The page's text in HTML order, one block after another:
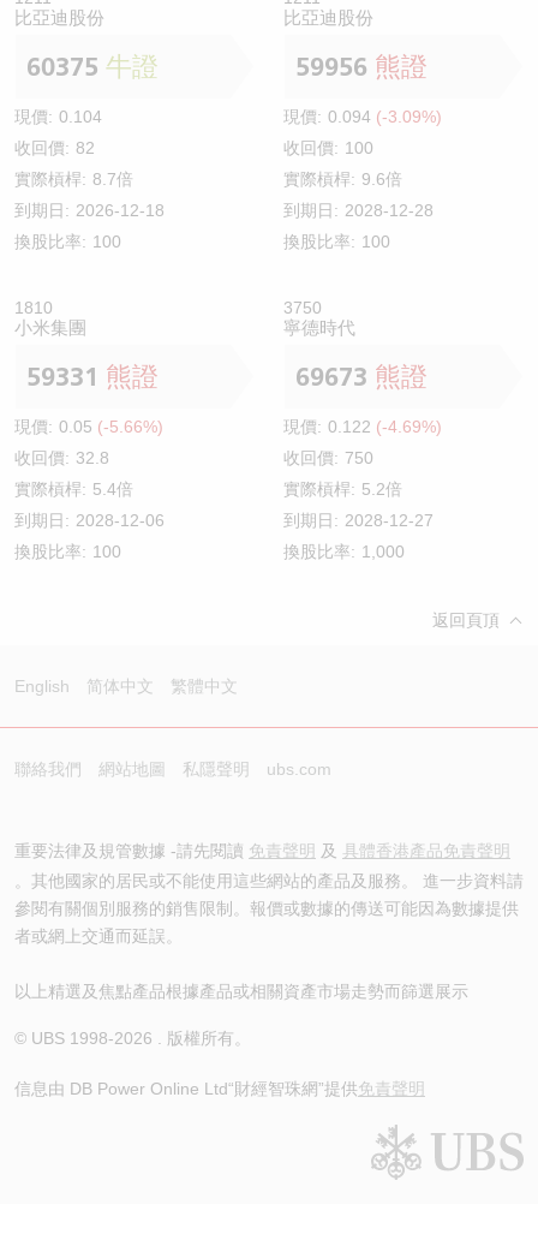
比亞迪股份
60375 牛證
現價: 0.104
收回價: 82
實際槓桿: 8.7倍
到期日: 2026-12-18
換股比率: 100
比亞迪股份
59956 熊證
現價: 0.094 (-3.09%)
收回價: 100
實際槓桿: 9.6倍
到期日: 2028-12-28
換股比率: 100
1810
小米集團
59331 熊證
現價: 0.05 (-5.66%)
收回價: 32.8
實際槓桿: 5.4倍
到期日: 2028-12-06
換股比率: 100
3750
寧德時代
69673 熊證
現價: 0.122 (-4.69%)
收回價: 750
實際槓桿: 5.2倍
到期日: 2028-12-27
換股比率: 1,000
返回頁頂
English 简体中文 繁體中文
聯絡我們 網站地圖 私隱聲明 ubs.com
重要法律及規管數據 -請先閱讀 免責聲明 及 具體香港產品免責聲明
。其他國家的居民或不能使用這些網站的產品及服務。 進一步資料請
參閱有關個別服務的銷售限制。報價或數據的傳送可能因為數據提供
者或網上交通而延誤。
以上精選及焦點產品根據產品或相關資產市場走勢而篩選展示
© UBS 1998-2026 . 版權所有。
信息由 DB Power Online Ltd“財經智珠網”提供免責聲明